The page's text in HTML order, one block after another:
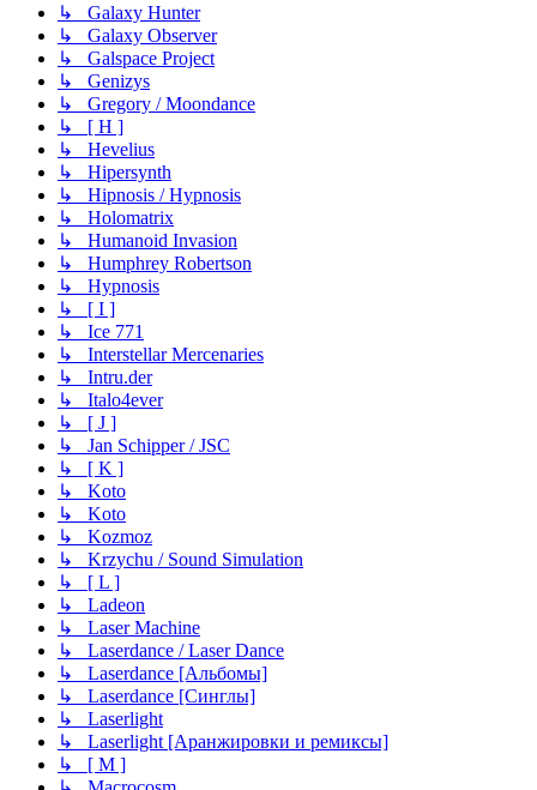
↳ Galaxy Hunter
↳ Galaxy Observer
↳ Galspace Project
↳ Genizys
↳ Gregory / Moondance
↳ [ H ]
↳ Hevelius
↳ Hipersynth
↳ Hipnosis / Hypnosis
↳ Holomatrix
↳ Humanoid Invasion
↳ Humphrey Robertson
↳ Hypnosis
↳ [ I ]
↳ Ice 771
↳ Interstellar Mercenaries
↳ Intru.der
↳ Italo4ever
↳ [ J ]
↳ Jan Schipper / JSC
↳ [ K ]
↳ Koto
↳ Koto
↳ Kozmoz
↳ Krzychu / Sound Simulation
↳ [ L ]
↳ Ladeon
↳ Laser Machine
↳ Laserdance / Laser Dance
↳ Laserdance [Альбомы]
↳ Laserdance [Синглы]
↳ Laserlight
↳ Laserlight [Аранжировки и ремиксы]
↳ [ M ]